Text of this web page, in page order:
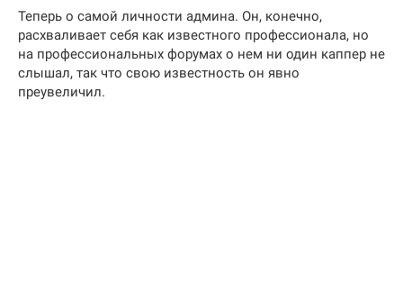
Теперь о самой личности админа. Он, конечно,
расхваливает себя как известного профессионала, но
на профессиональных форумах о нем ни один каппер не
слышал, так что свою известность он явно
преувеличил.